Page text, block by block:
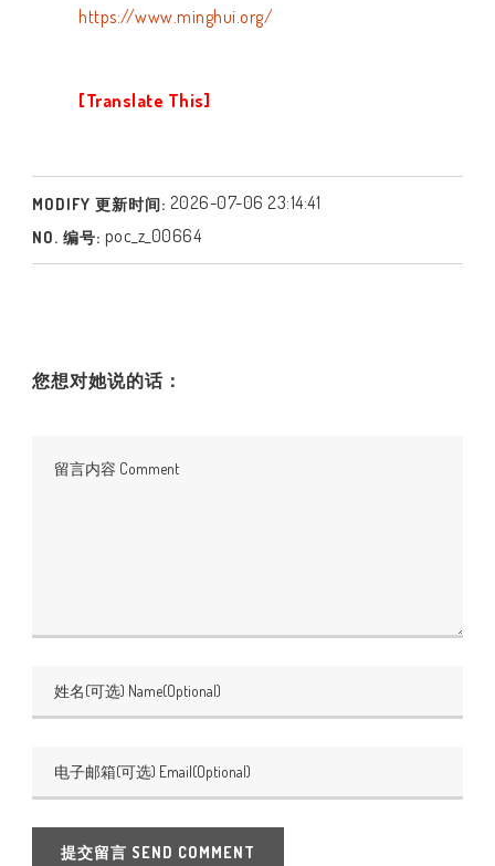
https://www.minghui.org/
[Translate This]
MODIFY 更新时间: 2026-07-06 23:14:41
NO. 编号: poc_z_00664
您想对她说的话：
提交留言 SEND COMMENT